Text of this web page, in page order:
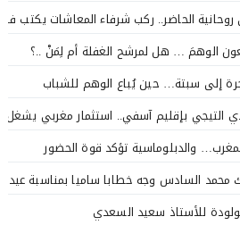
الحاضر.. ركب شرفاء المعاشات يكتب
الوهمَ … هل لمرشح الغفلة أم لِمَنْ ..؟
إلى سبتة… حين يُباع الوهم للشباب
بإقليم آسفي.. استثمار مغربي يشغل 110 عاملاً
والدبلوماسية تؤكد قوة الحضور
محمد السادس وجه خطابا ساميا بمناسبة عيد
للأستاذ سعيد السعدي